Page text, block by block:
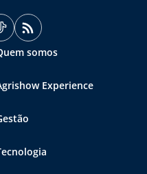
somos
Experience